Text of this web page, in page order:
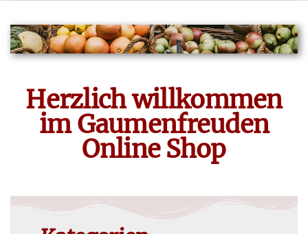
Herzlich willkommen
im Gaumenfreuden
Online Shop